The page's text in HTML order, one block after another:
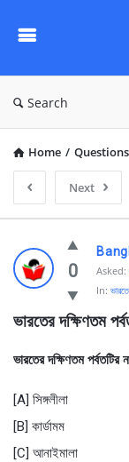
Search
Home / Questions
Next
Ask
Questions
BanglaQuiz
Latest
0
Asked:
In:
ভারতের দক্ষিণতম
ভারতের দক্ষিণতম পর্বতটির
[A] সিঙ্গলীলা
[B] কার্ডামম
[C] আনাইমালা